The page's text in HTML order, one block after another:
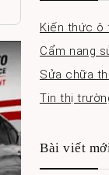
Kiến thức ô
Cẩm nang
Sửa chữa
Tin thị
Bài viết